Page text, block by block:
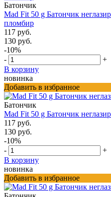
Батончик
Mad Fit 50 g Батончик
пломбир
117 руб.
130 руб.
-10%
-
+
В корзину
новинка
Добавить в избранное
Батончик
Mad Fit 50 g Батончик
117 руб.
130 руб.
-10%
-
+
В корзину
новинка
Добавить в избранное